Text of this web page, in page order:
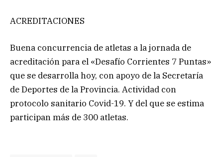
ACREDITACIONES
Buena concurrencia de atletas a la jornada de
acreditación para el «Desafío Corrientes 7 Puntas»
que se desarrolla hoy, con apoyo de la Secretaría
de Deportes de la Provincia. Actividad con
protocolo sanitario Covid-19. Y del que se estima
participan más de 300 atletas.